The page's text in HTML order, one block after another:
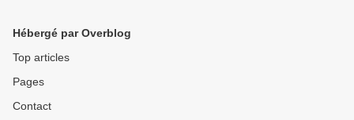
Hébergé par Overblog
Top articles
Pages
Contact